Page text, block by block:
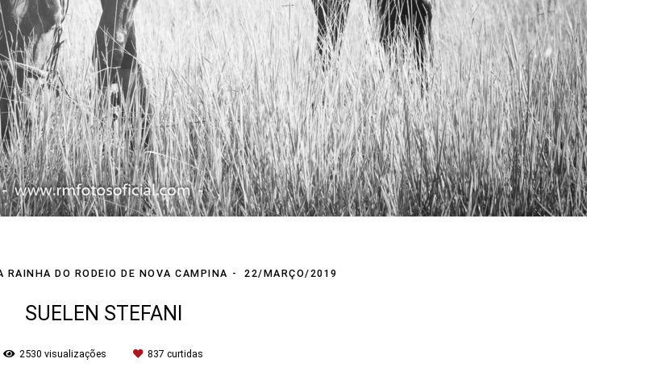
RAINHA DO RODEIO DE NOVA CAMPINA 22/MARÇO/2019
SUELEN STEFANI
2530 visualizações 837 curtidas